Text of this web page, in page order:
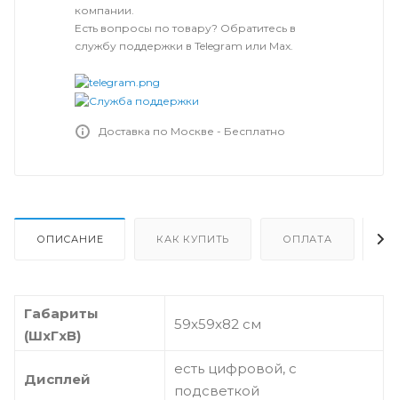
компании.
Есть вопросы по товару? Обратитесь в
службу поддержки в Telegram или Max.
Доставка по Москве - Бесплатно
ОПИСАНИЕ КАК КУПИТЬ ОПЛАТА
Габариты
(ШxГxВ)
59x59x82 см
Дисплей
есть цифровой, с
подсветкой